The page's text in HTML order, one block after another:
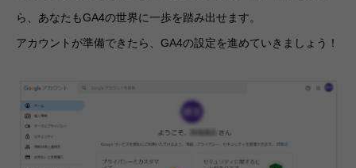
ら、あなたもGA4の世界に一歩を踏み出せます。
アカウントが準備できたら、GA4の設定を進めていきましょう！